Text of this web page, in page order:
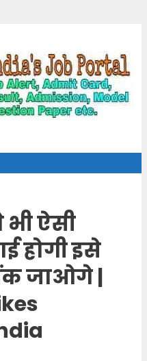
ऐसी
होगी इसे
जाओगे |